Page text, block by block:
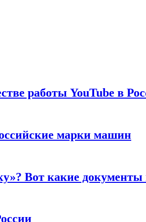
работы YouTube в
марки машин
Вот какие документы